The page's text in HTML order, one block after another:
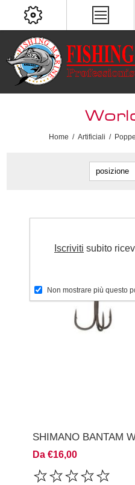
Home / Artificiali /
SHIMANO BANTAM
Da €16,00
Iscriviti subito
Non mostrare più questo